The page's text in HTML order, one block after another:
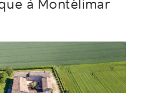
à Montélimar